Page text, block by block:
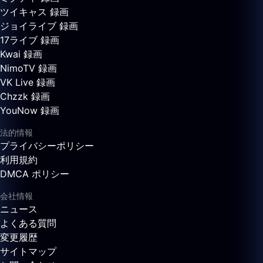
ツイキャス 録画
ジョイライブ 録画
17ライブ 録画
Kwai 録画
NimoTV 録画
VK Live 録画
Chzzk 録画
YouNow 録画
法的情報
プライバシーポリシー
利用規約
DMCA ポリシー
会社情報
ニュース
よくある質問
変更履歴
サイトマップ